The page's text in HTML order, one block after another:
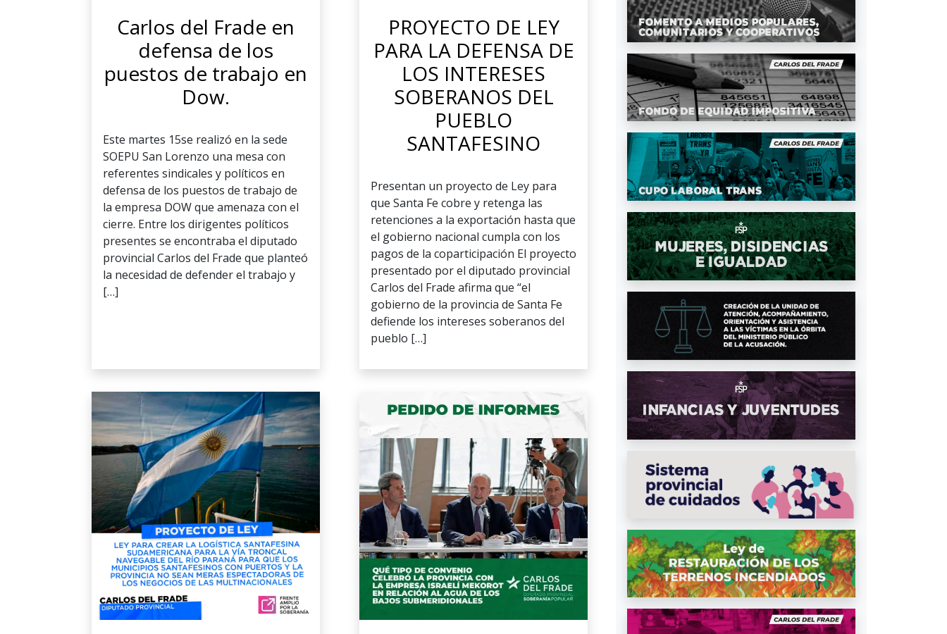
Carlos del Frade en
defensa de los
puestos de trabajo en
Dow.
Este martes 15se realizó en la sede
SOEPU San Lorenzo una mesa con
referentes sindicales y políticos en
defensa de los puestos de trabajo de
la empresa DOW que amenaza con el
cierre. Entre los dirigentes políticos
presentes se encontraba el diputado
provincial Carlos del Frade que planteó
la necesidad de defender el trabajo y
[…]
PROYECTO DE LEY
PARA LA DEFENSA DE
LOS INTERESES
SOBERANOS DEL
PUEBLO
SANTAFESINO
Presentan un proyecto de Ley para
que Santa Fe cobre y retenga las
retenciones a la exportación hasta que
el gobierno nacional cumpla con los
pagos de la coparticipación El proyecto
presentado por el diputado provincial
Carlos del Frade afirma que “el
gobierno de la provincia de Santa Fe
defiende los intereses soberanos del
pueblo […]